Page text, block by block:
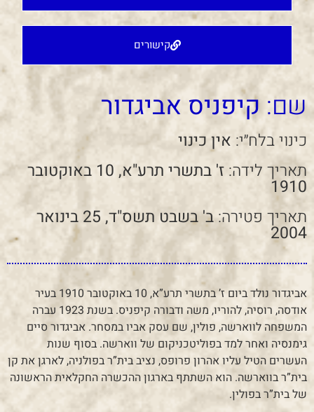
קישורים
שם:קיפניס אביגדור
כינוי בלח״י: אין כינוי
תאריך לידה:
ז' בתשרי תרע"א, 10 באוקטובר
1910
תאריך פטירה:
ב' בשבט תשס"ד, 25 בינואר
2004
אביגדור נולד ביום ז’ בתשרי תרע”א, 10 באוקטובר 1910 בעיר
אודסה, רוסיה, להוריו, משה ודבורה קיפניס. בשנת 1923 עברה
המשפחה לווארשה, פולין, שם עסק אביו במסחר. אביגדור סיים
גימנסיה ואחר למד בפוליטכניקום של ווארשה. בסוף שנות
העשרים הטיל עליו אהרון פרופס, נציב בית”ר בפולניה, לארגן את קן
בית”ר בווארשה. הוא השתתף בארגון ההכשרה החקלאית הראשונה
של בית”ר בפולין.